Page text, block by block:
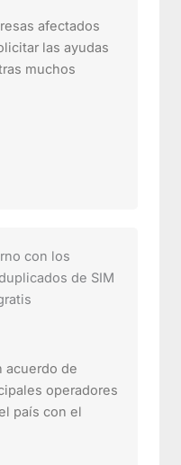
afectados
las ayudas
muchos
con los
de SIM
acuerdo de
operadores
país con el